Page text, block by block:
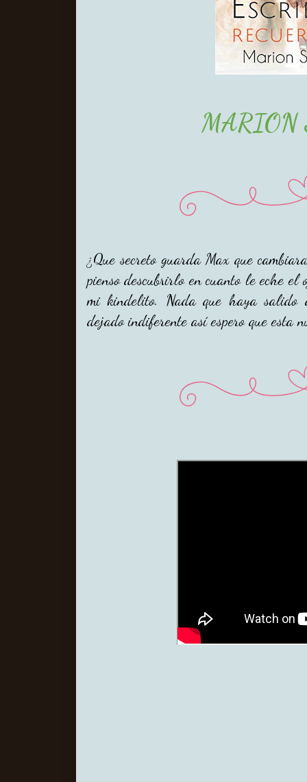
MARION
¿Que secreto guarda Max que
pienso descubrirlo en cuanto le eche
mi kindelito. Nada que haya
dejado indiferente así espero que esta